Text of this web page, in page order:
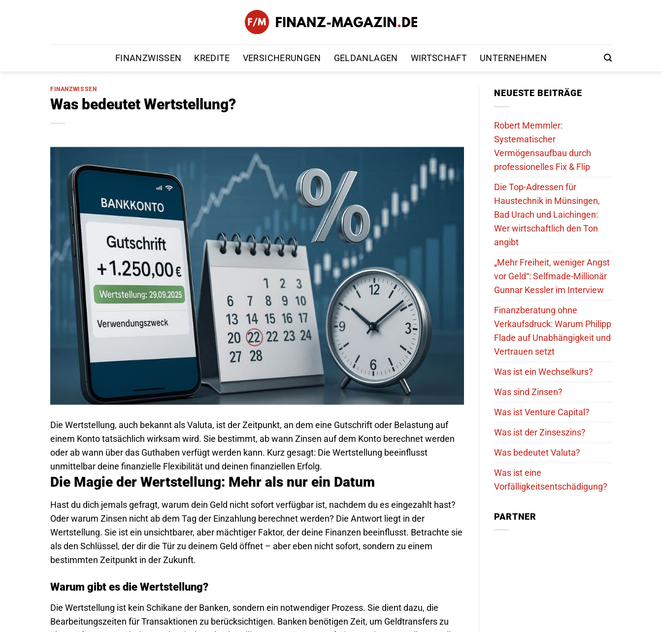
FINANZWISSEN KREDITE VERSICHERUNGEN GELDANLAGEN WIRTSCHAFT UNTERNEHMEN
FINANZWISSEN
Was bedeutet Wertstellung?
Die Wertstellung, auch bekannt als Valuta, ist der Zeitpunkt, an dem eine Gutschrift oder Belastung auf
einem Konto tatsächlich wirksam wird. Sie bestimmt, ab wann Zinsen auf dem Konto berechnet werden
oder ab wann über das Guthaben verfügt werden kann. Kurz gesagt: Die Wertstellung beeinflusst
unmittelbar deine finanzielle Flexibilität und deinen finanziellen Erfolg.
Die Magie der Wertstellung: Mehr als nur ein Datum
Hast du dich jemals gefragt, warum dein Geld nicht sofort verfügbar ist, nachdem du es eingezahlt hast?
Oder warum Zinsen nicht ab dem Tag der Einzahlung berechnet werden? Die Antwort liegt in der
Wertstellung. Sie ist ein unsichtbarer, aber mächtiger Faktor, der deine Finanzen beeinflusst. Betrachte sie
als den Schlüssel, der dir die Tür zu deinem Geld öffnet – aber eben nicht sofort, sondern zu einem
bestimmten Zeitpunkt in der Zukunft.
Warum gibt es die Wertstellung?
Die Wertstellung ist kein Schikane der Banken, sondern ein notwendiger Prozess. Sie dient dazu, die
Bearbeitungszeiten für Transaktionen zu berücksichtigen. Banken benötigen Zeit, um Geldtransfers zu
NEUESTE BEITRÄGE
Robert Memmler:
Systematischer
Vermögensaufbau durch
professionelles Fix & Flip
Die Top-Adressen für
Haustechnik in Münsingen,
Bad Urach und Laichingen:
Wer wirtschaftlich den Ton
angibt
„Mehr Freiheit, weniger Angst
vor Geld“: Selfmade-Millionär
Gunnar Kessler im Interview
Finanzberatung ohne
Verkaufsdruck: Warum Philipp
Flade auf Unabhängigkeit und
Vertrauen setzt
Was ist ein Wechselkurs?
Was sind Zinsen?
Was ist Venture Capital?
Was ist der Zinseszins?
Was bedeutet Valuta?
Was ist eine
Vorfälligkeitsentschädigung?
PARTNER